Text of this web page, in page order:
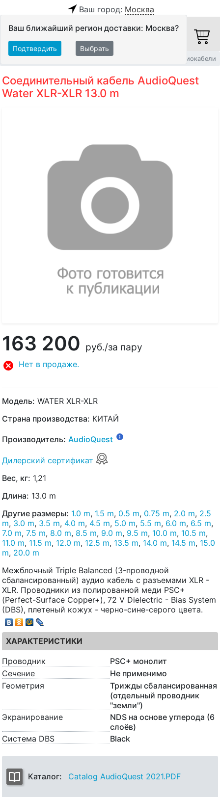
Ваш город: Москва
Ваш ближайший регион доставки: Москва?
Подтвердить Выбрать
Балансные аудиокабели
Соединительный кабель AudioQuest
Water XLR-XLR 13.0 m
163 200 руб./за пару
Нет в продаже.
Модель: WATER XLR-XLR
Страна производства: КИТАЙ
Производитель: AudioQuest
Дилерский сертификат
Вес, кг: 1,21
Длина: 13.0 m
Другие размеры: 1.0 m, 1.5 m, 0.5 m, 0.75 m, 2.0 m, 2.5
m, 3.0 m, 3.5 m, 4.0 m, 4.5 m, 5.0 m, 5.5 m, 6.0 m, 6.5 m,
7.0 m, 7.5 m, 8.0 m, 8.5 m, 9.0 m, 9.5 m, 10.0 m, 10.5 m,
11.0 m, 11.5 m, 12.0 m, 12.5 m, 13.5 m, 14.0 m, 14.5 m, 15.0
m, 20.0 m
Межблочный Triple Balanced (3-проводной
сбалансированный) аудио кабель с разъемами XLR -
XLR. Проводники из полированной меди PSC+
(Perfect-Surface Copper+), 72 V Dielectric - Bias System
(DBS), плетеный кожух - черно-сине-серого цвета.
ХАРАКТЕРИСТИКИ
Проводник
PSC+ монолит
Сечение
Не применимо
Геометрия
Трижды сбалансированная
(отдельный проводник
"земли")
Экранирование
NDS на основе углерода (6
слоёв)
Система DBS
Black
Каталог: Catalog AudioQuest 2021.PDF